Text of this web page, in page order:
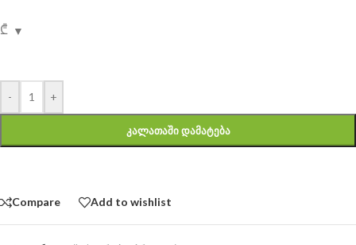
₾
- +
ᲙᲐᲚᲐᲗᲐᲨᲘ ᲓᲐᲛᲐᲢᲔᲑᲐ
Compare Add to wishlist